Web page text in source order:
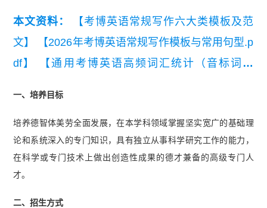
本文资料：
【考博英语常规写作六大类模板及范
文】
【2026年考博英语常规写作模板与常用句型.p
df】
【通用考博英语高频词汇统计（音标词义
一、培养目标
培养德智体美劳全面发展，在本学科领域掌握坚实宽广的基础理
论和系统深入的专门知识，具有独立从事科学研究工作的能力，
在科学或专门技术上做出创造性成果的德才兼备的高级专门人
才。
二、招生方式